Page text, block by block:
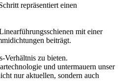
repräsentiert einen
mit einer
beiträgt.
Verhältnis zu bieten.
und untermauern unser
nur aktuellen, sondern auch